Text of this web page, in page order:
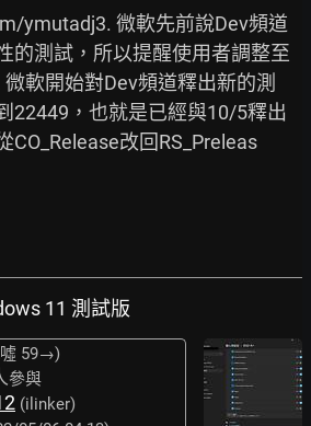
ymutadj3. 微軟先前說Dev頻道
的測試，所以提醒使用者調整至
軟開始對Dev頻道釋出新的測
22449，也就是已經與10/5釋出
CO_Release改回RS_Preleas
11 測試版
59→)
參與
(ilinker)